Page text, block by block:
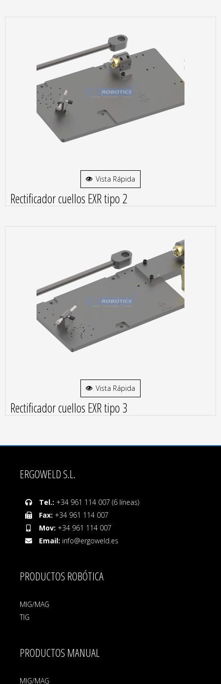
Vista Rápida
Rectificador cuellos EXR tipo 2
Vista Rápida
Rectificador cuellos EXR tipo 3
ERGOWELD S.L.
Tel.: +34 961 114 007 (6 líneas)
Fax: +34 961 114 007
Mov: +34 961 114 007
Email: info@ergoweld.es
PRODUCTOS ROBÓTICA
MIG/MAG
TIG
PRODUCTOS MANUAL
MIG/MAG